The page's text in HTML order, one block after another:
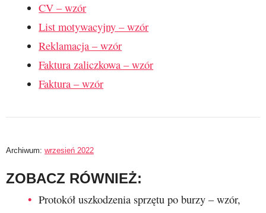
CV – wzór
List motywacyjny – wzór
Reklamacja – wzór
Faktura zaliczkowa – wzór
Faktura – wzór
Archiwum: wrzesień 2022
ZOBACZ RÓWNIEŻ:
Protokół uszkodzenia sprzętu po burzy – wzór,